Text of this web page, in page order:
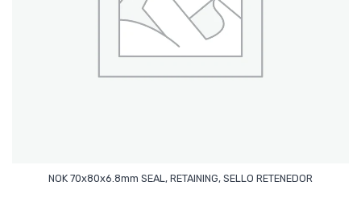
NOK 70x80x6.8mm SEAL, RETAINING, SELLO RETENEDOR